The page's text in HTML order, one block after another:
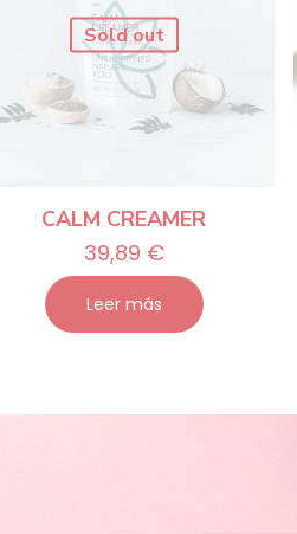
Sold out
CALM CREAMER
39,89 €
Leer más